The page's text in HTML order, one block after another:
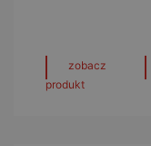
zobacz
produkt